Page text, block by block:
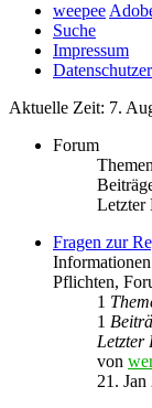
weepee
Suche
Impressum
Aktuelle Zeit: 7.
Forum
Letzter
Fragen zur
Pflichten,
1
1
Letzter
von
21. Jan